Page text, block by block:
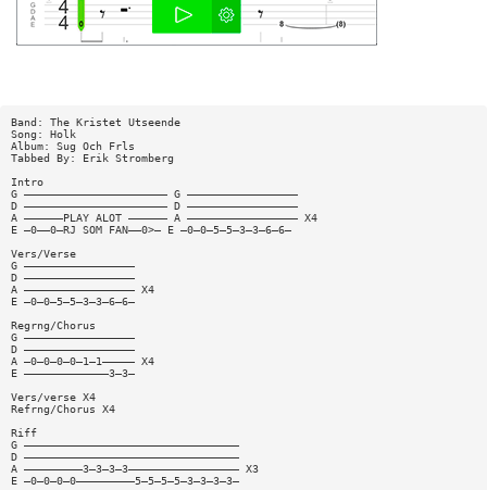
Band: The Kristet Utseende
Song: Holk
Album: Sug Och Frls
Tabbed By: Erik Stromberg
Intro
G —————————————————————— G —————————————————
D —————————————————————— D —————————————————
A ——————PLAY ALOT —————— A ————————————————— X4
E —0——0—RJ SOM FAN——0>— E —0—0—5—5—3—3—6—6—
Vers/Verse
G —————————————————
D —————————————————
A ————————————————— X4
E —0—0—5—5—3—3—6—6—
Regrng/Chorus
G —————————————————
D —————————————————
A —0—0—0—0—1—1————— X4
E —————————————3—3—
Vers/verse X4
Refrng/Chorus X4
Riff
G —————————————————————————————————
D —————————————————————————————————
A —————————3—3—3—3————————————————— X3
E —0—0—0—0—————————5—5—5—5—3—3—3—3—